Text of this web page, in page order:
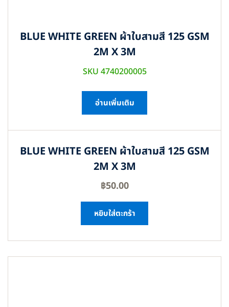
BLUE WHITE GREEN ผ้าใบสามสี 125 GSM
2M X 3M
SKU 4740200005
อ่านเพิ่มเติม
BLUE WHITE GREEN ผ้าใบสามสี 125 GSM
2M X 3M
฿50.00
หยิบใส่ตะกร้า